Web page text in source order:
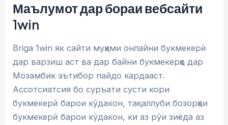
Маълумот дар бораи вебсайти
1win
Briga 1win як сайти муҳими онлайни букмекерӣ
дар варзиш аст ва дар байни букмекерҳо дар
Мозамбик эътибор пайдо кардааст.
Ассотсиатсия бо суръати сусти кори
букмекерӣ барои кӯдакон, тақаллуби бозорҳои
букмекерӣ барои кӯдакон, ки аз рӯи зиёда аз